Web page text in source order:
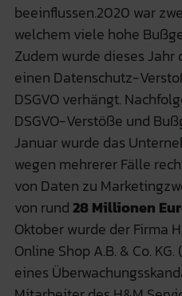
beeinflussen.2020 war
welchem viele hohe
Zudem wurde dieses
einen Datenschutz-
DSGVO verhängt.
DSGVO-Verstöße und
Januar wurde das
wegen mehrerer Fälle
von Daten zu
von rund28Millionen
Oktober wurde der Firma
Online Shop A.B. & Co.
eines